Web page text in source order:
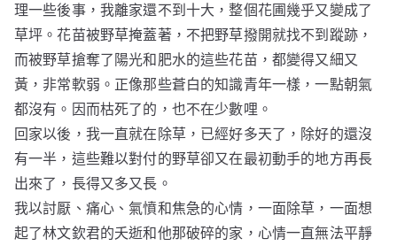
理一些後事，我離家還不到十大，整個花圃幾乎又變成了
草坪。花苗被野草掩蓋著，不把野草撥開就找不到蹤跡，
而被野草搶奪了陽光和肥水的這些花苗，都變得又細又
黃，非常軟弱。正像那些蒼白的知識青年一樣，一點朝氣
都沒有。因而枯死了的，也不在少數哩。
回家以後，我一直就在除草，已經好多天了，除好的還沒
有一半，這些難以對付的野草卻又在最初動手的地方再長
出來了，長得又多又長。
我以討厭、痛心、氣憤和焦急的心情，一面除草，一面想
起了林文欽君的夭逝和他那破碎的家，心情一直無法平靜